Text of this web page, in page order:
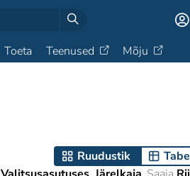
Toeta Teenused Mõju
Ruudustik